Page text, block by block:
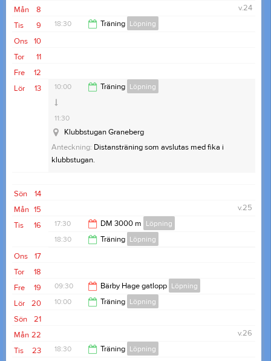
8
Mån
v.24
9
Tis 18:30 Träning Löpning
10
Ons
11
Tor
12
Fre
13
Lör 10:00 Träning Löpning
11:30
Klubbstugan Graneberg
Anteckning: Distansträning som avslutas med fika i
klubbstugan.
14
Sön
15
Mån
v.25
16
Tis 17:30 DM 3000 m Löpning
18:30 Träning Löpning
17
Ons
18
Tor
19
Fre 09:30 Bärby Hage gatlopp Löpning
20
Lör 10:00 Träning Löpning
21
Sön
22
Mån
v.26
23
Tis 18:30 Träning Löpning